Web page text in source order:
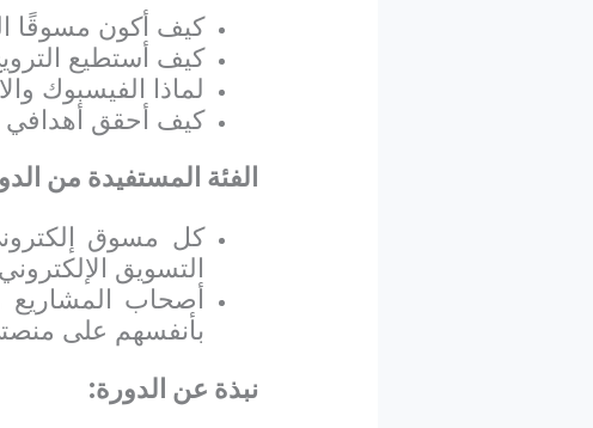
كيف أكون مسوقًا
كيف أستطيع
لماذا الفيسبوك
كيف أحقق أهدافي
الفئة المستفيدة من
كل مسوق
التسويق
أصحاب المشاريع
بأنفسهم على
نبذة عن الدورة: